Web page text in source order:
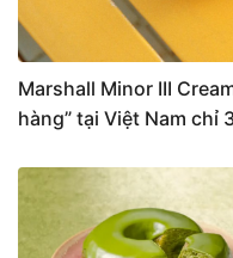
Marshall Minor III
hàng” tại Việt Nam chỉ